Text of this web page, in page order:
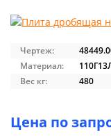
Чертеж:
Материал:
Вес кг:
480
Цена по